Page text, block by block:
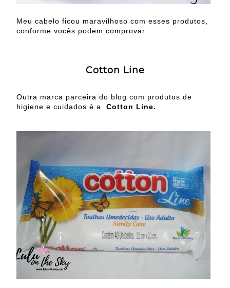
Meu cabelo ficou maravilhoso com esses produtos,
conforme vocês podem comprovar.
Cotton Line
Outra marca parceira do blog com produtos de
higiene e cuidados é a
Cotton Line.